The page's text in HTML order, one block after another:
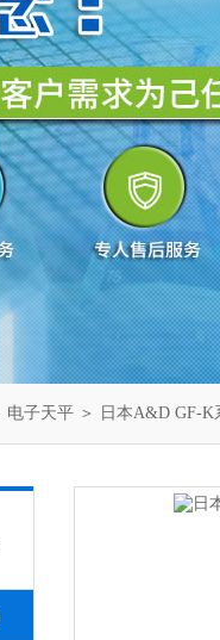
电子天平 ＞ 日本A&D GF-